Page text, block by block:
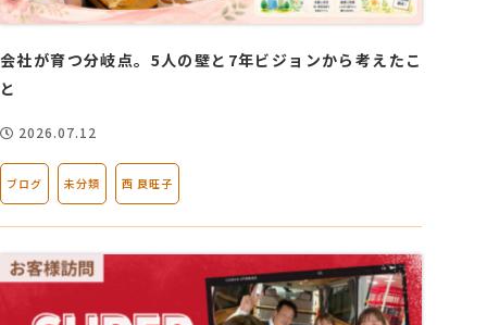
会社が育つ分岐点。5人の壁と7年ビジョンから考えたこ
と
2026.07.12
ブログ 未分類 西 良旺子